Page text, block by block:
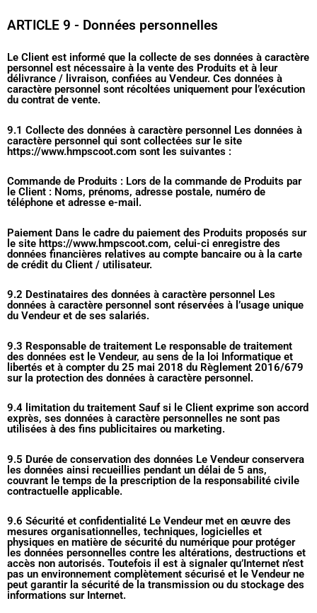
ARTICLE 9 - Données personnelles
Le Client est informé que la collecte de ses données à caractère
personnel est nécessaire à la vente des Produits et à leur
délivrance / livraison, confiées au Vendeur. Ces données à
caractère personnel sont récoltées uniquement pour l’exécution
du contrat de vente.
9.1 Collecte des données à caractère personnel Les données à
caractère personnel qui sont collectées sur le site
https://www.hmpscoot.com sont les suivantes :
Commande de Produits : Lors de la commande de Produits par
le Client : Noms, prénoms, adresse postale, numéro de
téléphone et adresse e-mail.
Paiement Dans le cadre du paiement des Produits proposés sur
le site https://www.hmpscoot.com, celui-ci enregistre des
données financières relatives au compte bancaire ou à la carte
de crédit du Client / utilisateur.
9.2 Destinataires des données à caractère personnel Les
données à caractère personnel sont réservées à l’usage unique
du Vendeur et de ses salariés.
9.3 Responsable de traitement Le responsable de traitement
des données est le Vendeur, au sens de la loi Informatique et
libertés et à compter du 25 mai 2018 du Règlement 2016/679
sur la protection des données à caractère personnel.
9.4 limitation du traitement Sauf si le Client exprime son accord
exprès, ses données à caractère personnelles ne sont pas
utilisées à des fins publicitaires ou marketing.
9.5 Durée de conservation des données Le Vendeur conservera
les données ainsi recueillies pendant un délai de 5 ans,
couvrant le temps de la prescription de la responsabilité civile
contractuelle applicable.
9.6 Sécurité et confidentialité Le Vendeur met en œuvre des
mesures organisationnelles, techniques, logicielles et
physiques en matière de sécurité du numérique pour protéger
les données personnelles contre les altérations, destructions et
accès non autorisés. Toutefois il est à signaler qu’Internet n’est
pas un environnement complètement sécurisé et le Vendeur ne
peut garantir la sécurité de la transmission ou du stockage des
informations sur Internet.